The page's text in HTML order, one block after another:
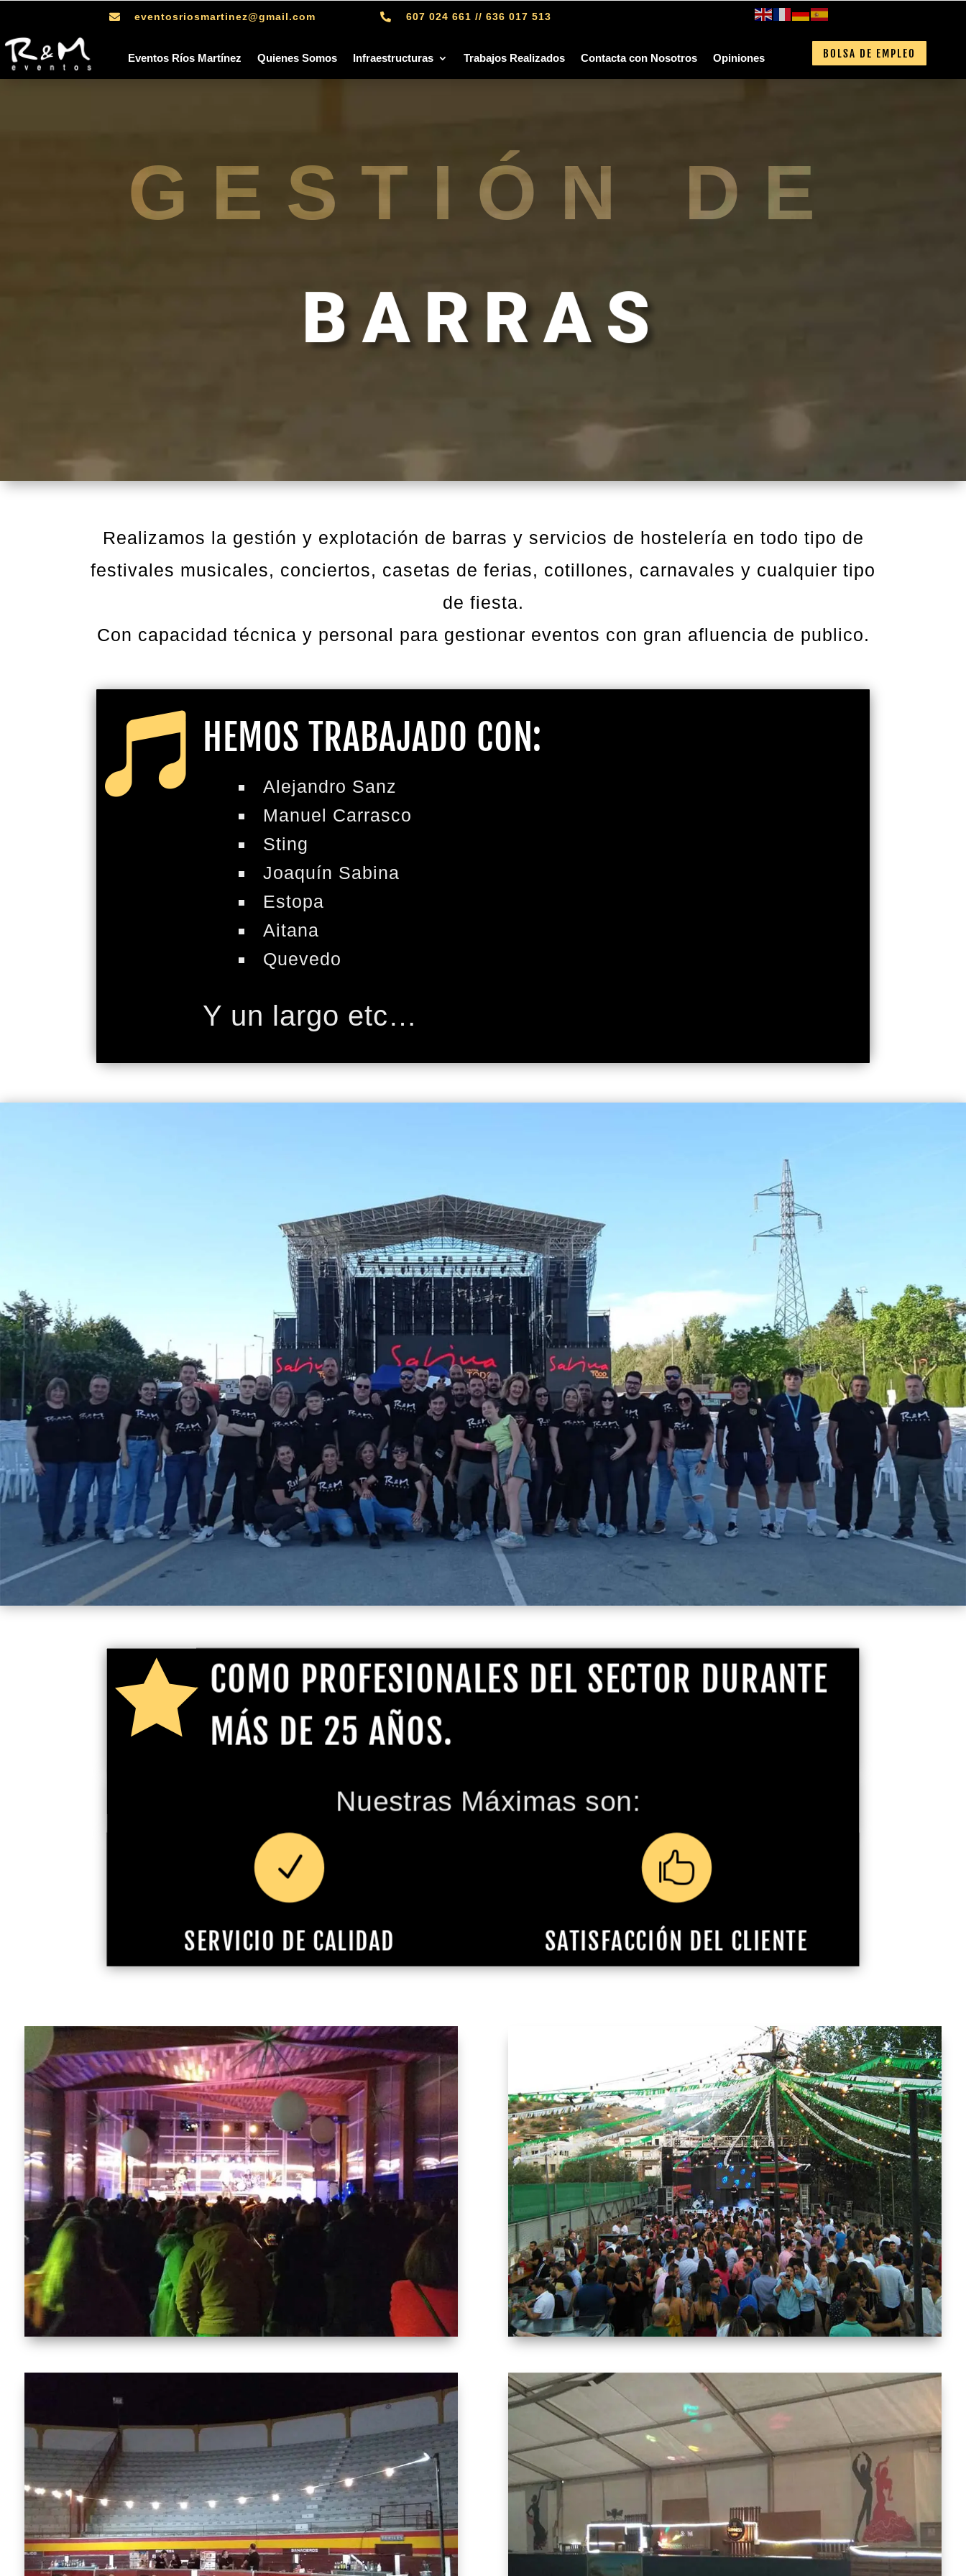
 eventosriosmartinez@gmail.com  607 024 661 // 636 017 513
Eventos Ríos Martínez Quienes Somos Infraestructuras Trabajos Realizados Contacta con Nosotros Opiniones BOLSA DE EMPLEO
GESTIÓN DE
BARRAS
Realizamos la gestión y explotación de barras y servicios de hostelería en todo tipo de
festivales musicales, conciertos, casetas de ferias, cotillones, carnavales y cualquier tipo
de fiesta.
Con capacidad técnica y personal para gestionar eventos con gran afluencia de publico.
 HEMOS TRABAJADO CON:
Alejandro Sanz
Manuel Carrasco
Sting
Joaquín Sabina
Estopa
Aitana
Quevedo
Y un largo etc…
 COMO PROFESIONALES DEL SECTOR DURANTE
MÁS DE 25 AÑOS.
Nuestras Máximas son:
N
SERVICIO DE CALIDAD

SATISFACCIÓN DEL CLIENTE